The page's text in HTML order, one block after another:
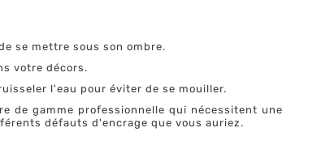
se mettre sous son ombre.
votre décors.
l'eau pour éviter de se mouiller.
de gamme professionnelle qui nécessitent une
défauts d'encrage que vous auriez.